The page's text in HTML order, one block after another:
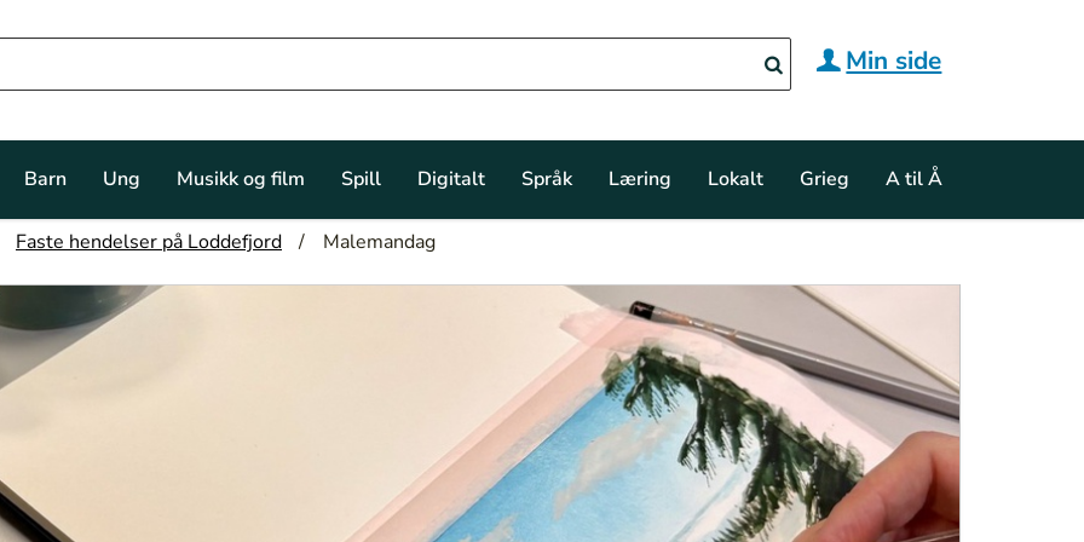
Min side
Barn Ung Musikk og film Spill Digitalt Språk Læring Lokalt Grieg A til Å
Faste hendelser på Loddefjord Malemandag